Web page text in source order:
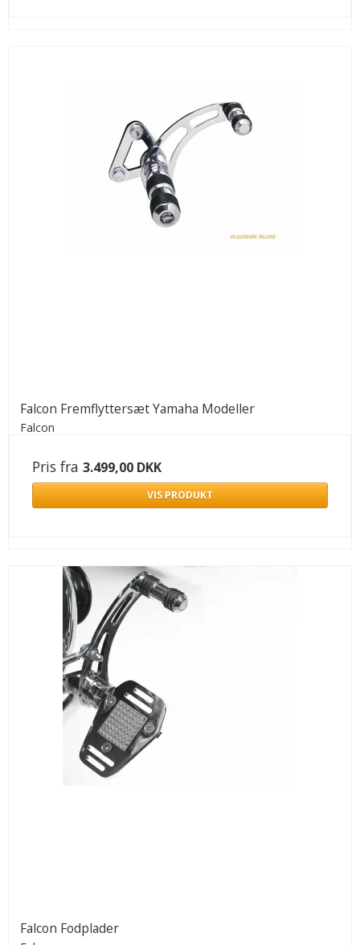
Falcon Fremflyttersæt Yamaha Modeller
Falcon
Pris fra 3.499,00 DKK
VIS PRODUKT
Falcon Fodplader